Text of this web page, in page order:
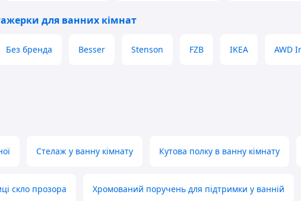
для ванних кімнат
Без бренда Besser Stenson FZB IKEA AWD
Стелаж у ванну кімнату Кутова полку в ванну кімнату
скло прозора Хромований поручень для підтримки у ванній